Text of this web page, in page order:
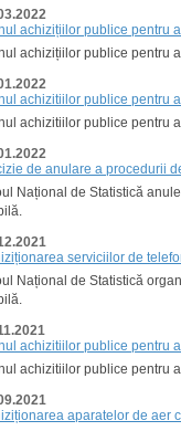
achizițiilor publice pentru
achizițiilor publice pentru
achizitiilor publice pentru
achizitiilor publice pentru
de anulare a procedurii
Național de Statistică
serviciilor de
Național de Statistică
achizitiilor publice pentru
achizitiilor publice pentru
aparatelor de aer